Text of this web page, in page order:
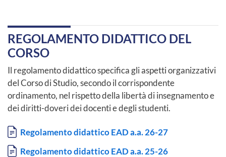
REGOLAMENTO DIDATTICO DEL
CORSO
Il regolamento didattico specifica gli aspetti organizzativi
del Corso di Studio, secondo il corrispondente
ordinamento, nel rispetto della libertà di insegnamento e
dei diritti-doveri dei docenti e degli studenti.
Documento
Regolamento didattico EAD a.a. 26-27
Documento
Regolamento didattico EAD a.a. 25-26